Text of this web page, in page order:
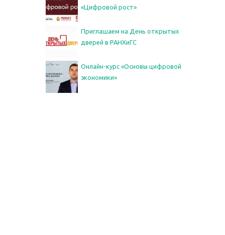
«Цифровой рост»
Приглашаем на День открытых
дверей в РАНХиГС
Онлайн-курс «Основы цифровой
экономики»